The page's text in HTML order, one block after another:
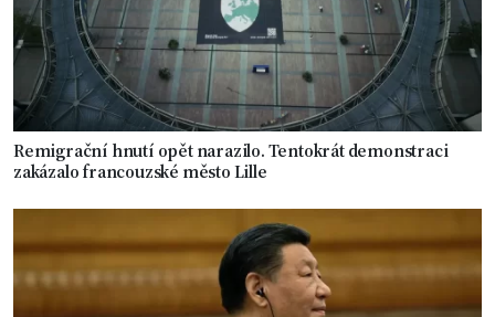
Remigrační hnutí opět narazilo. Tentokrát demonstraci
zakázalo francouzské město Lille